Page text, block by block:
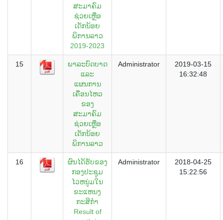
ສະມາຄົມ
ຊ່ວຍເຫຼືອ
ເດັກນ້ອຍ
ພິການລາວ
2019-2023
15
ພາລະບົດບາດ
ແລະ
ແຜນການ
ເຄື່ອນໄຫວ
ຂອງ
ສະມາຄົມ
ຊ່ວຍເຫຼືອ
ເດັກນ້ອຍ
ພິການລາວ
Administrator
2019-03-15
16:32:48
16
ຜົນໄດ້ຮັບຂອງ
ກອງປະຊູມ
ໄວຫນູ່ມໃນ
ຂະແຫນງ
ກະສິກຳ
Result of
Administrator
2018-04-25
15:22:56